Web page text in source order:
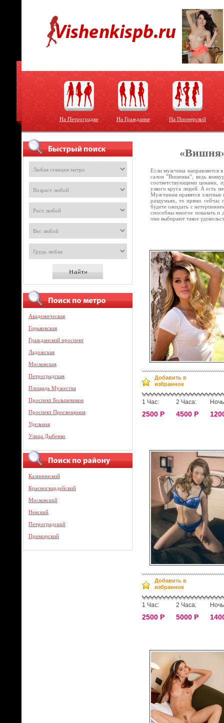
На Петроградке На Гражданке На Пионерской
Академическая
Горьковская
Гражданский проспект
Ладожская
Московская
Петроградская
Площадь Мужества
Проспект Большевиков
Проспект Просвещения
Удельная
Улица Дыбенко
Калининский
Красногвардейский
Московский
Невский
Петроградский
Приморский
Если мужчина направляется
салон ”Вишенка”, ведь
соответствующими ценами,
узкого круга людей. А есть
Мужчинам нравятся элитные
раздумьях, то прямо сейчас
будете ожидать с
способны многое показать и
они выбирают такое
Добавить в
избранное
1 Час:
2500 Р
2 Часа:
4500 Р
Добавить в
избранное
1 Час:
2500 Р
2 Часа:
5000 Р